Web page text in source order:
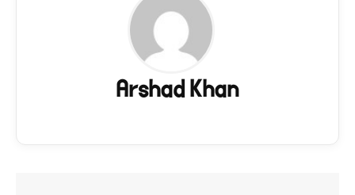
Arshad Khan